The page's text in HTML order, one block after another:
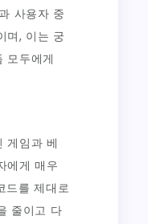
사용자 중
며, 이는 궁
모두에게
게임과 베
에게 매우
드를 제대로
줄이고 다